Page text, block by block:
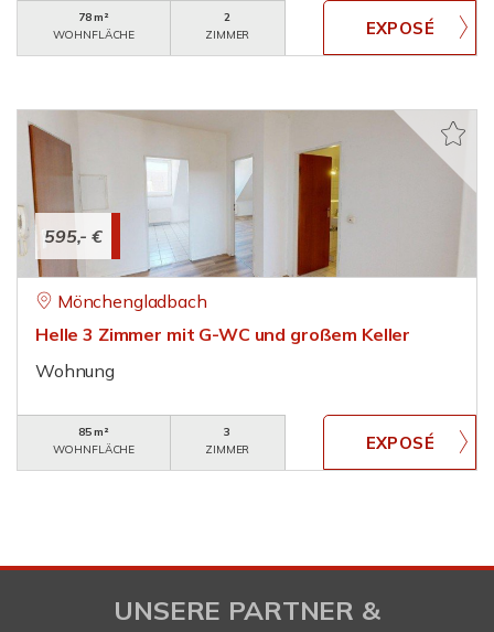
78 m²
WOHNFLÄCHE
2
ZIMMER
595,- €
Mönchengladbach
Helle 3 Zimmer mit G-WC und großem Keller
Wohnung
85 m²
WOHNFLÄCHE
3
ZIMMER
UNSERE PARTNER &